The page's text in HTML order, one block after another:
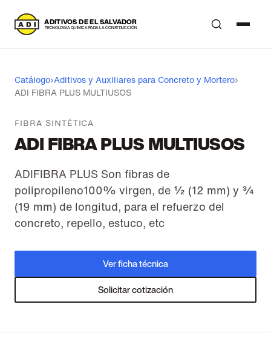
A DITIVOS DE EL SALVADOR
T ECNOLOGÍA QUÍMICA PARA LA CONSTRUCCIÓN
Catálogo›Aditivos y Auxiliares para Concreto y Mortero›
ADI FIBRA PLUS MULTIUSOS
FIBRA SINTÉTICA
ADI FIBRA PLUS MULTIUSOS
ADIFIBRA PLUS Son fibras de
polipropileno100% virgen, de ½ (12 mm) y ¾
(19 mm) de longitud, para el refuerzo del
concreto, repello, estuco, etc
Ver ficha técnica
Solicitar cotización